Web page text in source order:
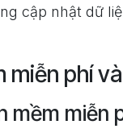
cập nhật dữ
miễn phí
mềm miễn